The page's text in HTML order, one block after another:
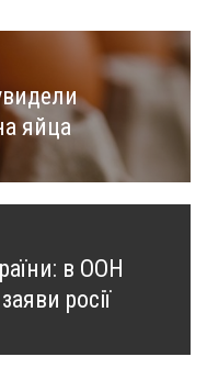
яйца
в ООН
росії